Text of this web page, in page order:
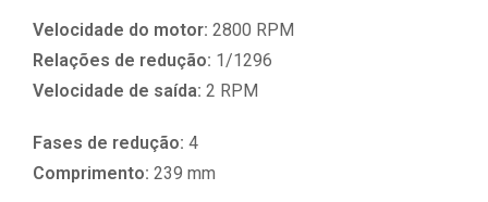
Velocidade do motor: 2800 RPM
Relações de redução: 1/1296
Velocidade de saída: 2 RPM
Fases de redução: 4
Comprimento: 239 mm